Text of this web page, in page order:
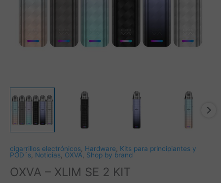
cigarrillos electrónicos, Hardware, Kits para principiantes y
POD´s, Noticias, OXVA, Shop by brand
OXVA – XLIM SE 2 KIT